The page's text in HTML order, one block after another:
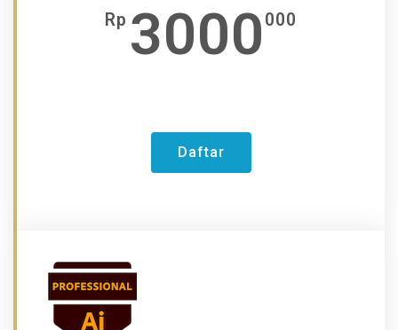
Rp 3000 000
Daftar